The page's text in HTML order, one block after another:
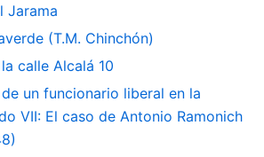
Jarama
(T.M. Chinchón)
calle Alcalá 10
un funcionario liberal en la
VII: El caso de Antonio Ramonich